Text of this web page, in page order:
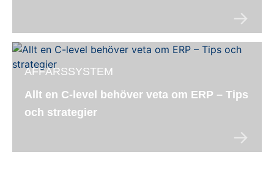
AFFÄRSSYSTEM
Allt en C-level behöver veta om ERP – Tips
och strategier